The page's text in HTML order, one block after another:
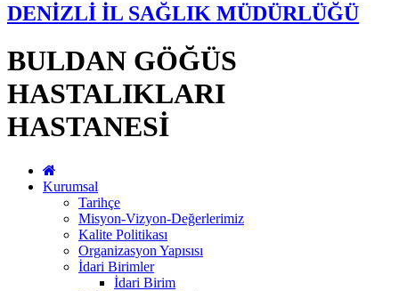
DENİZLİ İL SAĞLIK MÜDÜRLÜĞÜ
BULDAN GÖĞÜS
HASTALIKLARI
HASTANESİ
Kurumsal
Tarihçe
Misyon-Vizyon-Değerlerimiz
Kalite Politikası
Organizasyon Yapısısı
İdari Birimler
İdari Birim